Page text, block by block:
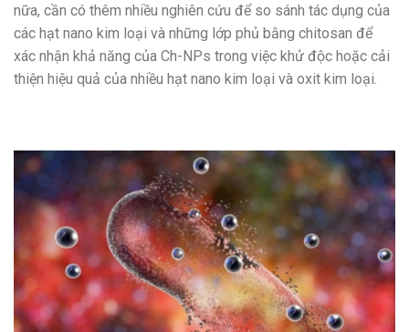
nữa, cần có thêm nhiều nghiên cứu để so sánh tác dụng của
các hạt nano kim loại và những lớp phủ bằng chitosan để
xác nhận khả năng của Ch-NPs trong việc khử độc hoặc cải
thiện hiệu quả của nhiều hạt nano kim loại và oxit kim loại.